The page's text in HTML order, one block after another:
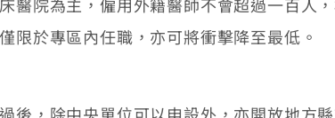
院為主，僱用外籍醫師不會超過一百人
於專區內任職，亦可將衝擊降至最低。
，除中央單位可以申設外，亦開放地方縣